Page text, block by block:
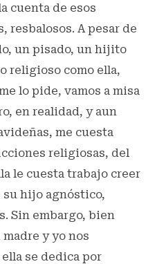
cuenta de esos
resbalosos. A pesar de
un pisado, un hijito
religioso como ella,
lo pide, vamos a misa
en realidad, y aun
me cuesta
religiosas, del
le cuesta trabajo creer
su hijo agnóstico,
Sin embargo, bien
y yo nos
se dedica por